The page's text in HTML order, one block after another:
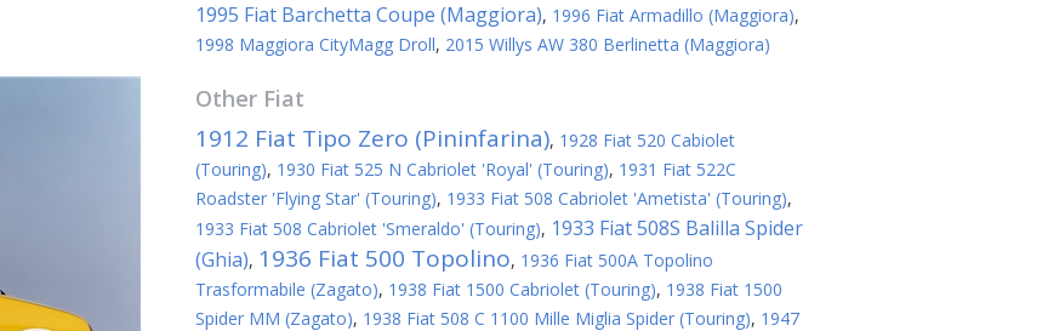
1995 Fiat Barchetta Coupe (Maggiora), 1996 Fiat Armadillo (Maggiora),
1998 Maggiora CityMagg Droll, 2015 Willys AW 380 Berlinetta (Maggiora)
Other Fiat
1912 Fiat Tipo Zero (Pininfarina), 1928 Fiat 520 Cabiolet
(Touring), 1930 Fiat 525 N Cabriolet 'Royal' (Touring), 1931 Fiat 522C
Roadster 'Flying Star' (Touring), 1933 Fiat 508 Cabriolet 'Ametista' (Touring),
1933 Fiat 508 Cabriolet 'Smeraldo' (Touring), 1933 Fiat 508S Balilla Spider
(Ghia), 1936 Fiat 500 Topolino, 1936 Fiat 500A Topolino
Trasformabile (Zagato), 1938 Fiat 1500 Cabriolet (Touring), 1938 Fiat 1500
Spider MM (Zagato), 1938 Fiat 508 C 1100 Mille Miglia Spider (Touring), 1947